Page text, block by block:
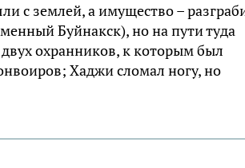
с землей, а имущество –
Буйнакск), но на пути туда
охранников, к которым был
Хаджи сломал ногу, но